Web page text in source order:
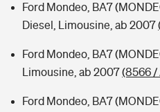
Ford Mondeo, BA7
Diesel, Limousine, ab 2007
Ford Mondeo, BA7
Limousine, ab 2007(8566 /
Ford Mondeo, BA7